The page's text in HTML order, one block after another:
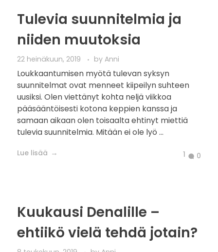
Tulevia suunnitelmia ja
niiden muutoksia